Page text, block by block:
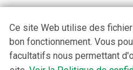
Ce site Web utilise des
bon fonctionnement. Vous
facultatifs nous permettant